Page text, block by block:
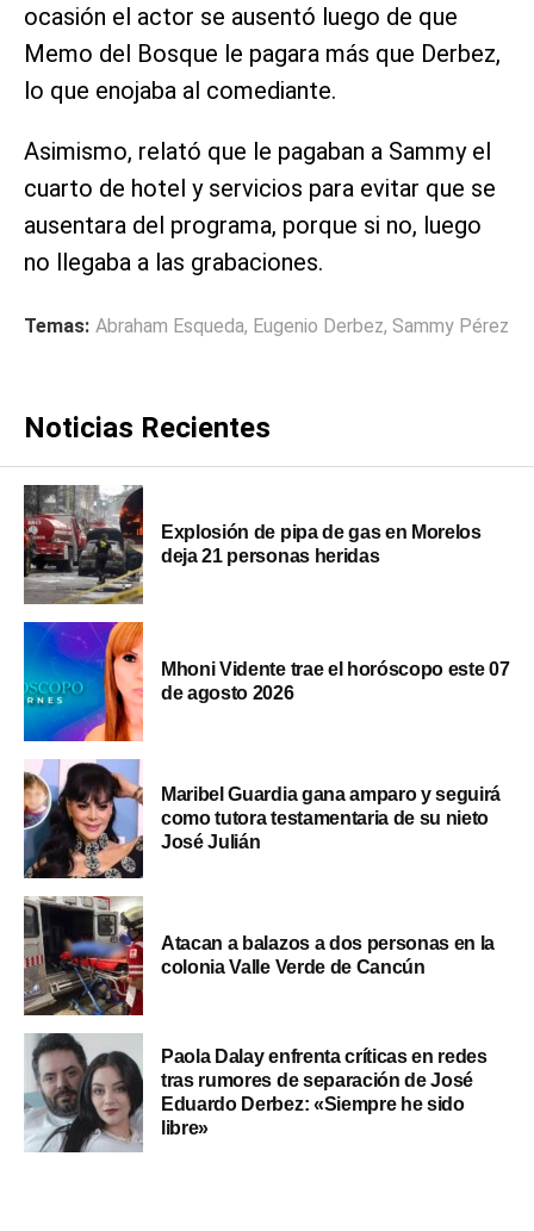
ocasión el actor se ausentó luego de que
Memo del Bosque le pagara más que Derbez,
lo que enojaba al comediante.
Asimismo, relató que le pagaban a Sammy el
cuarto de hotel y servicios para evitar que se
ausentara del programa, porque si no, luego
no llegaba a las grabaciones.
Temas: Abraham Esqueda, Eugenio Derbez, Sammy Pérez
Noticias Recientes
Explosión de pipa de gas en Morelos
deja 21 personas heridas
Mhoni Vidente trae el horóscopo este 07
de agosto 2026
Maribel Guardia gana amparo y seguirá
como tutora testamentaria de su nieto
José Julián
Atacan a balazos a dos personas en la
colonia Valle Verde de Cancún
Paola Dalay enfrenta críticas en redes
tras rumores de separación de José
Eduardo Derbez: «Siempre he sido
libre»